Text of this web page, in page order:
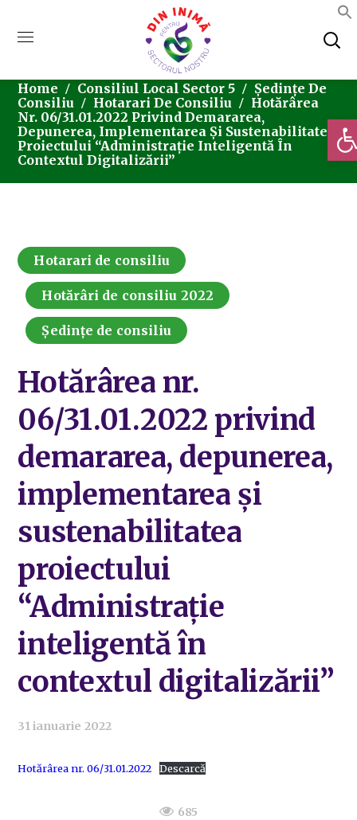
Home Consiliul Local Sector 5
Ședințe De
Consiliu
Hotarari De Consiliu
Hotărârea
Nr. 06/31.01.2022 Privind Demararea,
Depunerea, Implementarea Și Sustenabilitatea
Proiectului “Administrație Inteligentă În
Contextul Digitalizării”
Hotarari de consiliu
Hotărâri de consiliu 2022
Ședințe de consiliu
Hotărârea nr.
06/31.01.2022 privind
demararea, depunerea,
implementarea și
sustenabilitatea
proiectului
“Administrație
inteligentă în
contextul digitalizării”
31 ianuarie 2022
Hotărârea nr. 06/31.01.2022 Descarcă
685